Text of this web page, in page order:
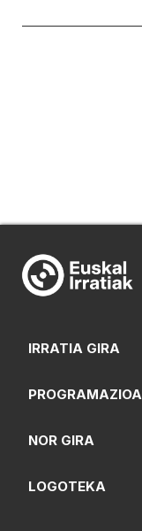
IRRATIA GIRA
PROGRAMAZIOA
NOR GIRA
LOGOTEKA